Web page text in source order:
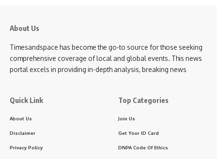
About Us
Timesandspace has become the go-to source for those seeking
comprehensive coverage of local and global events. This news
portal excels in providing in-depth analysis, breaking news
Quick Link
About Us
Disclaimer
Privacy Policy
Top Categories
Join Us
Get Your ID Card
DNPA Code Of Ethics